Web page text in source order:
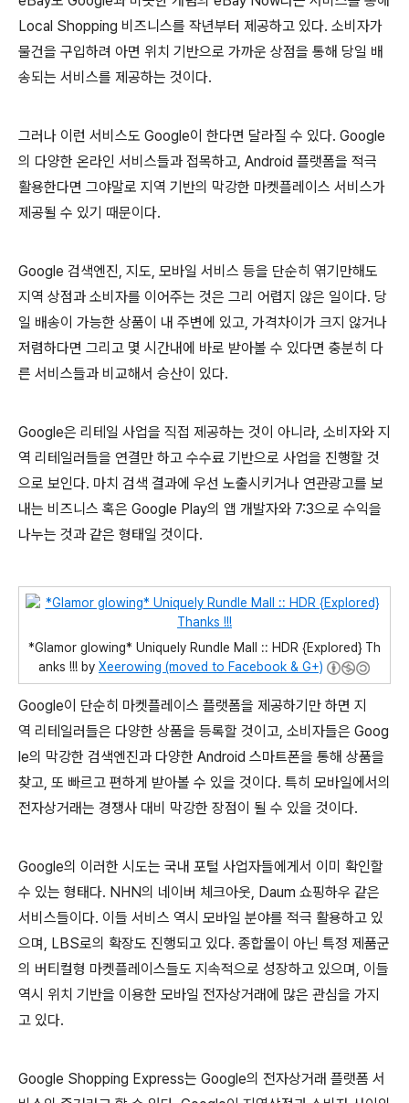
Local Shopping 비즈니스를 작년부터 제공하고 있다. 소비자가
물건을 구입하려 아면 위치 기반으로 가까운 상점을 통해 당일 배
송되는 서비스를 제공하는 것이다.
그러나 이런 서비스도 Google이 한다면 달라질 수 있다. Google
의 다양한 온라인 서비스들과 접목하고, Android 플랫폼을 적극
활용한다면 그야말로 지역 기반의 막강한 마켓플레이스 서비스가
제공될 수 있기 때문이다.
Google 검색엔진, 지도, 모바일 서비스 등을 단순히 엮기만해도
지역 상점과 소비자를 이어주는 것은 그리 어렵지 않은 일이다. 당
일 배송이 가능한 상품이 내 주변에 있고, 가격차이가 크지 않거나
저렴하다면 그리고 몇 시간내에 바로 받아볼 수 있다면 충분히 다
른 서비스들과 비교해서 승산이 있다.
Google은 리테일 사업을 직접 제공하는 것이 아니라, 소비자와 지
역 리테일러들을 연결만 하고 수수료 기반으로 사업을 진행할 것
으로 보인다. 마치 검색 결과에 우선 노출시키거나 연관광고를 보
내는 비즈니스 혹은 Google Play의 앱 개발자와 7:3으로 수익을
나누는 것과 같은 형태일 것이다.
*Glamor glowing* Uniquely Rundle Mall :: HDR {Explored} Th
anks !!! by Xeerowing (moved to Facebook & G+)
Google이 단순히 마켓플레이스 플랫폼을 제공하기만 하면 지
역 리테일러들은 다양한 상품을 등록할 것이고, 소비자들은 Goog
le의 막강한 검색엔진과 다양한 Android 스마트폰을 통해 상품을
찾고, 또 빠르고 편하게 받아볼 수 있을 것이다. 특히 모바일에서의
전자상거래는 경쟁사 대비 막강한 장점이 될 수 있을 것이다.
Google의 이러한 시도는 국내 포털 사업자들에게서 이미 확인할
수 있는 형태다. NHN의 네이버 체크아웃, Daum 쇼핑하우 같은
서비스들이다. 이들 서비스 역시 모바일 분야를 적극 활용하고 있
으며, LBS로의 확장도 진행되고 있다. 종합몰이 아닌 특정 제품군
의 버티컬형 마켓플레이스들도 지속적으로 성장하고 있으며, 이들
역시 위치 기반을 이용한 모바일 전자상거래에 많은 관심을 가지
고 있다.
Google Shopping Express는 Google의 전자상거래 플랫폼 서